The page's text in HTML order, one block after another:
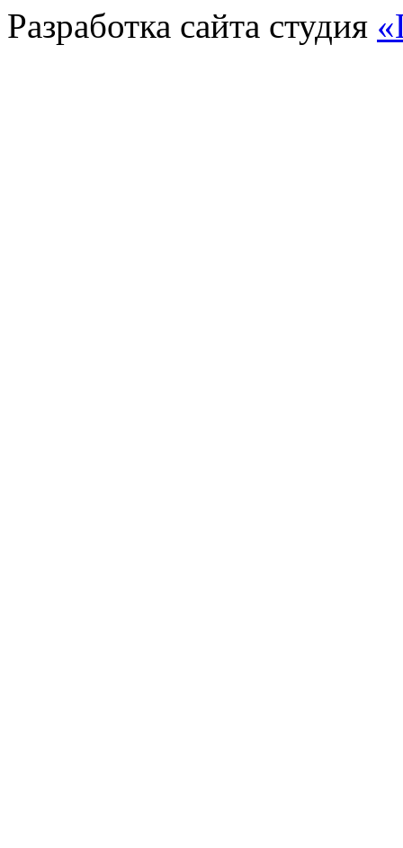
Разработка сайта студия